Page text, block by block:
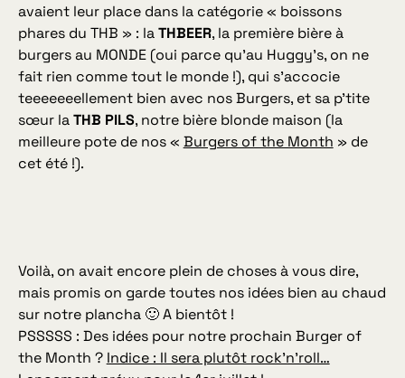
avaient leur place dans la catégorie « boissons
phares du THB » : laTHBEER, la première bière à
burgers au MONDE (oui parce qu’au Huggy’s, on ne
fait rien comme tout le monde !), qui s’accocie
teeeeeeellement bien avec nos Burgers, et sa p’tite
sœur laTHB PILS, notre bière blonde maison (la
meilleure pote de nos « Burgers of the Month » de
cet été !).
Voilà, on avait encore plein de choses à vous dire,
mais promis on garde toutes nos idées bien au chaud
sur notre plancha 🙂 A bientôt !
PSSSSS : Des idées pour notre prochain Burger of
the Month ? Indice : Il sera plutôt rock’n’roll…